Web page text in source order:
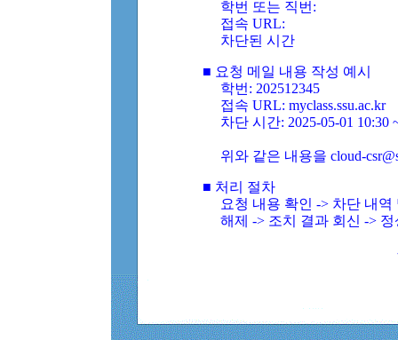
학번 또는 직번:
접속 URL:
차단된 시간
■ 요청 메일 내용 작성 예시
학번: 202512345
접속 URL: myclass.ssu.ac.kr
차단 시간: 2025-05-01 10:30
위와 같은 내용을 cloud-
■ 처리 절차
요청 내용 확인 -> 차단 내
해제 -> 조치 결과 회신 ->